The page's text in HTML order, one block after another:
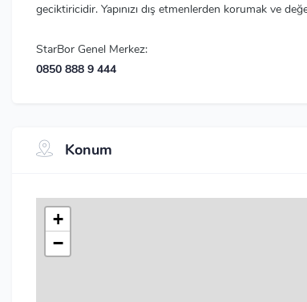
geciktiricidir. Yapınızı dış etmenlerden korumak ve
StarBor Genel Merkez:
0850 888 9 444
Konum
+
−